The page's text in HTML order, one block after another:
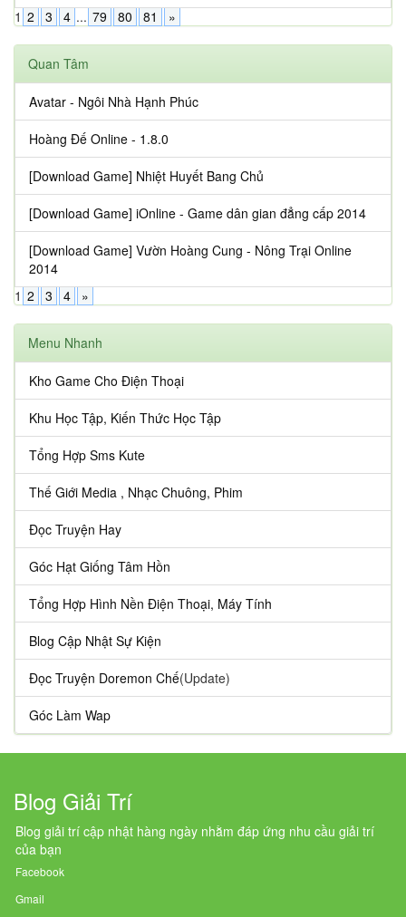
1 2 3 4 ... 79 80 81 »
Quan Tâm
Avatar - Ngôi Nhà Hạnh Phúc
Hoàng Đế Online - 1.8.0
[Download Game] Nhiệt Huyết Bang Chủ
[Download Game] iOnline - Game dân gian đẳng cấp 2014
[Download Game] Vườn Hoàng Cung - Nông Trại Online
2014
1 2 3 4 »
Menu Nhanh
Kho Game Cho Điện Thoại
Khu Học Tập, Kiến Thức Học Tập
Tổng Hợp Sms Kute
Thế Giới Media , Nhạc Chuông, Phim
Đọc Truyện Hay
Góc Hạt Giống Tâm Hồn
Tổng Hợp Hình Nền Điện Thoại, Máy Tính
Blog Cập Nhật Sự Kiện
Đọc Truyện Doremon Chế(Update)
Góc Làm Wap
Blog Giải Trí
Blog giải trí cập nhật hàng ngày nhằm đáp ứng nhu cầu giải trí
của bạn
Facebook
Gmail